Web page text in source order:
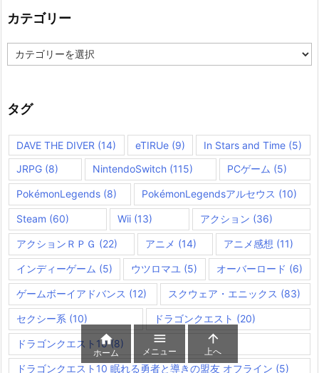
カテゴリー
テ
ー
タグ
DAVE THE DIVER (14) eTIRUe(9) In Stars and Time (5)
JRPG (8) NintendoSwitch (115) PCゲーム (5)
PokémonLegends (8) PokémonLegendsアルセウス (10)
Steam (60) Wii(13) アクション (36)
アクションＲＰＧ (22) アニメ (14) アニメ感想 (11)
インディーゲーム (5) ウツロマユ (5) オーバーロード (6)
ゲームボーイアドバンス (12) スクウェア・エニックス (83)
セクシー系 (10) ドラゴンクエスト (20)
ドラゴンクエスト10(8)
ドラゴンクエスト10 眠れる勇者と導きの盟友 オフライン (5)

ホーム

メニュー

上へ